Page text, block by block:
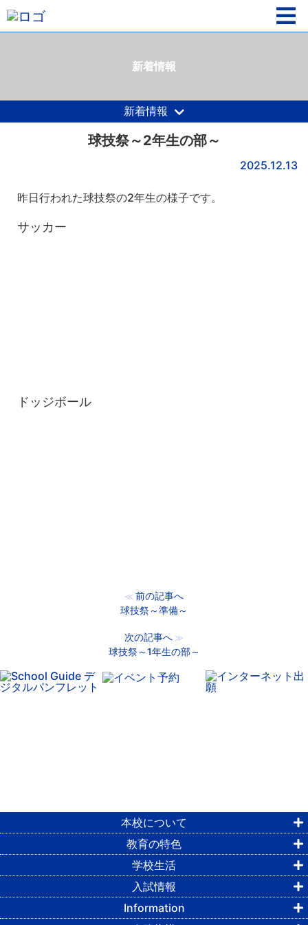
新着情報
新着情報
球技祭～2年生の部～
2025.12.13
昨日行われた球技祭の2年生の様子です。
サッカー
ドッジボール
≪ 前の記事へ
球技祭～準備～
次の記事へ ≫
球技祭～1年生の部～
本校について
教育の特色
学校生活
入試情報
Information